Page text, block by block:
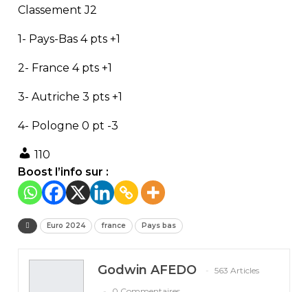
Classement J2
1- Pays-Bas 4 pts +1
2- France 4 pts +1
3- Autriche 3 pts +1
4- Pologne 0 pt -3
110
Boost l’info sur :
Euro 2024 france Pays bas
Godwin AFEDO
563 Articles